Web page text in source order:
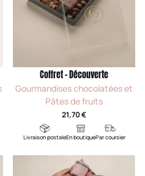
Coffret - Découverte
Gourmandises chocolatées et
Pâtes de fruits
21,70 €
Livraison postaleEn boutiquePar coursier